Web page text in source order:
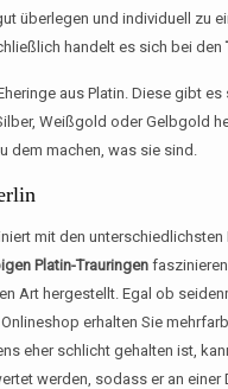
überlegen und individuell zu
handelt es sich bei den
aus Platin. Diese gibt
Weißgold oder Gelbgold
dem machen, was sie sind.
mit den
Platin-Trauringen
Art hergestellt. Egal ob
erhalten Sie
eher schlicht gehalten ist,
werden, sodass er an